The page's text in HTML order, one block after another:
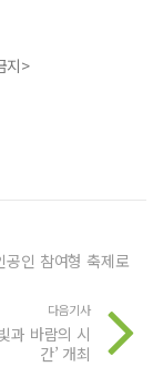
지>
공인 참여형 축제로
다음기사
과 바람의 시
간’ 개최